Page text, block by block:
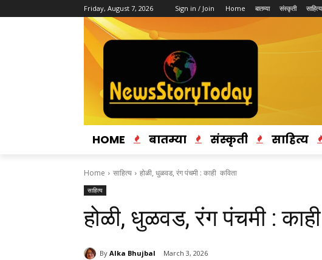
Friday, August 7, 2026 Sign in / Join Home बातम्या संस्कृती साहित्य
HOME बातम्या संस्कृती साहित्य
Home साहित्य होळी, धुळवड, रंग पंचमी : काही कविता
साहित्य
होळी, धुळवड, रंग पंचमी :
By Alka Bhujbal March 3, 2026